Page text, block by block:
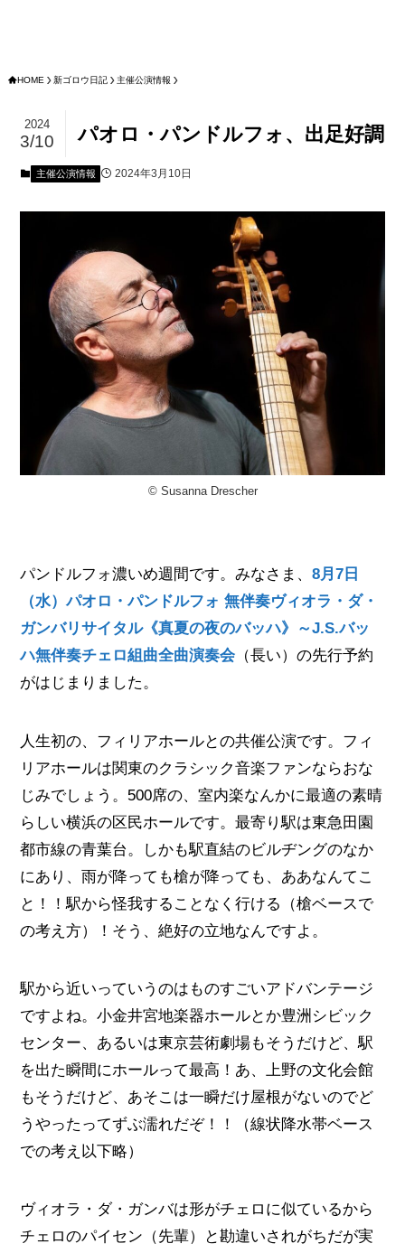
HOME 新ゴロウ日記 主催公演情報
パオロ・パンドルフォ、出足好調
2024
3/10
主催公演情報 2024年3月10日
© Susanna Drescher
パンドルフォ濃いめ週間です。みなさま、8月7日
（水）パオロ・パンドルフォ 無伴奏ヴィオラ・ダ・
ガンバリサイタル《真夏の夜のバッハ》～J.S.バッ
ハ無伴奏チェロ組曲全曲演奏会 （長い）の先行予約
がはじまりました。
人生初の、フィリアホールとの共催公演です。フィ
リアホールは関東のクラシック音楽ファンならおな
じみでしょう。500席の、室内楽なんかに最適の素晴
らしい横浜の区民ホールです。最寄り駅は東急田園
都市線の青葉台。しかも駅直結のビルヂングのなか
にあり、雨が降っても槍が降っても、ああなんてこ
と！！駅から怪我することなく行ける（槍ベースで
の考え方）！そう、絶好の立地なんですよ。
駅から近いっていうのはものすごいアドバンテージ
ですよね。小金井宮地楽器ホールとか豊洲シビック
センター、あるいは東京芸術劇場もそうだけど、駅
を出た瞬間にホールって最高！あ、上野の文化会館
もそうだけど、あそこは一瞬だけ屋根がないのでど
うやったってずぶ濡れだぞ！！（線状降水帯ベース
での考え以下略）
ヴィオラ・ダ・ガンバは形がチェロに似ているから
チェロのパイセン（先輩）と勘違いされがちだが実